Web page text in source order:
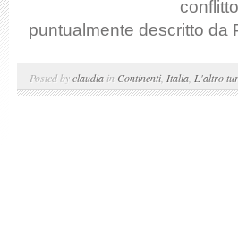
puntualmente descritto da
Posted byclaudia in Continenti, Italia L'altro